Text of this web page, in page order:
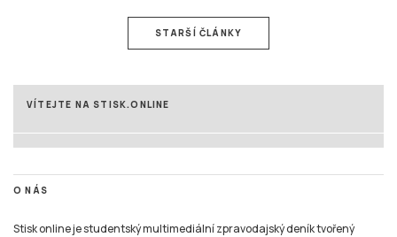
STARŠÍ ČLÁNKY
VÍTEJTE NA STISK.ONLINE
O NÁS
Stisk online je studentský multimediální zpravodajský deník tvořený